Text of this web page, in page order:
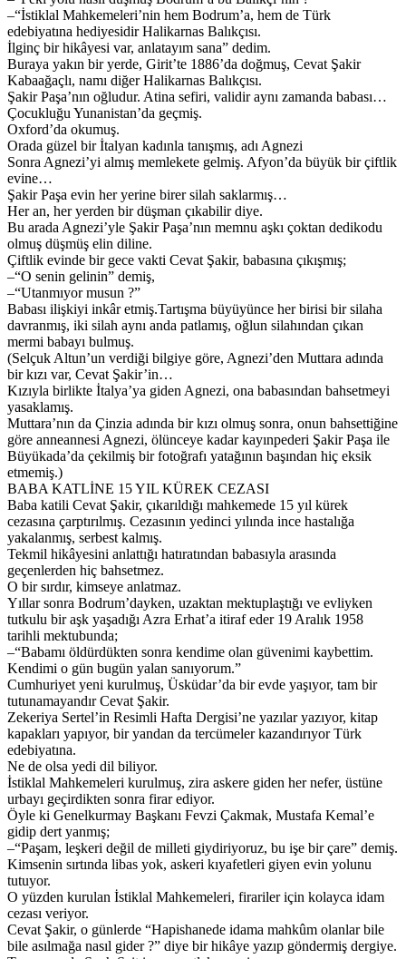
–“İstiklal Mahkemeleri’nin hem Bodrum’a, hem de Türk
edebiyatına hediyesidir Halikarnas Balıkçısı.
İlginç bir hikâyesi var, anlatayım sana” dedim.
Buraya yakın bir yerde, Girit’te 1886’da doğmuş, Cevat Şakir
Kabaağaçlı, namı diğer Halikarnas Balıkçısı.
Şakir Paşa’nın oğludur. Atina sefiri, validir aynı zamanda babası…
Çocukluğu Yunanistan’da geçmiş.
Oxford’da okumuş.
Orada güzel bir İtalyan kadınla tanışmış, adı Agnezi
Sonra Agnezi’yi almış memlekete gelmiş. Afyon’da büyük bir çiftlik
evine…
Şakir Paşa evin her yerine birer silah saklarmış…
Her an, her yerden bir düşman çıkabilir diye.
Bu arada Agnezi’yle Şakir Paşa’nın memnu aşkı çoktan dedikodu
olmuş düşmüş elin diline.
Çiftlik evinde bir gece vakti Cevat Şakir, babasına çıkışmış;
–“O senin gelinin” demiş,
–“Utanmıyor musun ?”
Babası ilişkiyi inkâr etmiş.Tartışma büyüyünce her birisi bir silaha
davranmış, iki silah aynı anda patlamış, oğlun silahından çıkan
mermi babayı bulmuş.
(Selçuk Altun’un verdiği bilgiye göre, Agnezi’den Muttara adında
bir kızı var, Cevat Şakir’in…
Kızıyla birlikte İtalya’ya giden Agnezi, ona babasından bahsetmeyi
yasaklamış.
Muttara’nın da Çinzia adında bir kızı olmuş sonra, onun bahsettiğine
göre anneannesi Agnezi, ölünceye kadar kayınpederi Şakir Paşa ile
Büyükada’da çekilmiş bir fotoğrafı yatağının başından hiç eksik
etmemiş.)
BABA KATLİNE 15 YIL KÜREK CEZASI
Baba katili Cevat Şakir, çıkarıldığı mahkemede 15 yıl kürek
cezasına çarptırılmış. Cezasının yedinci yılında ince hastalığa
yakalanmış, serbest kalmış.
Tekmil hikâyesini anlattığı hatıratından babasıyla arasında
geçenlerden hiç bahsetmez.
O bir sırdır, kimseye anlatmaz.
Yıllar sonra Bodrum’dayken, uzaktan mektuplaştığı ve evliyken
tutkulu bir aşk yaşadığı Azra Erhat’a itiraf eder 19 Aralık 1958
tarihli mektubunda;
–“Babamı öldürdükten sonra kendime olan güvenimi kaybettim.
Kendimi o gün bugün yalan sanıyorum.”
Cumhuriyet yeni kurulmuş, Üsküdar’da bir evde yaşıyor, tam bir
tutunamayandır Cevat Şakir.
Zekeriya Sertel’in Resimli Hafta Dergisi’ne yazılar yazıyor, kitap
kapakları yapıyor, bir yandan da tercümeler kazandırıyor Türk
edebiyatına.
Ne de olsa yedi dil biliyor.
İstiklal Mahkemeleri kurulmuş, zira askere giden her nefer, üstüne
urbayı geçirdikten sonra firar ediyor.
Öyle ki Genelkurmay Başkanı Fevzi Çakmak, Mustafa Kemal’e
gidip dert yanmış;
–“Paşam, leşkeri değil de milleti giydiriyoruz, bu işe bir çare” demiş.
Kimsenin sırtında libas yok, askeri kıyafetleri giyen evin yolunu
tutuyor.
O yüzden kurulan İstiklal Mahkemeleri, firariler için kolayca idam
cezası veriyor.
Cevat Şakir, o günlerde “Hapishanede idama mahkûm olanlar bile
bile asılmağa nasıl gider ?” diye bir hikâye yazıp göndermiş dergiye.